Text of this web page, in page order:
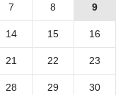
7 8 9
14 15 16
21 22 23
28 29 30